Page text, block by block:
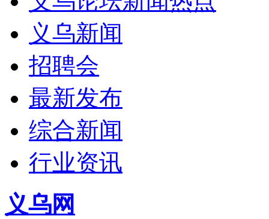
义乌新闻
招聘会
最新发布
综合新闻
行业资讯
义乌网